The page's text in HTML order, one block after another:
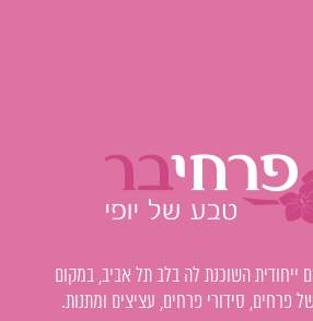
ייחודית השוכנת לה בלב תל אביב, במקום
פרחים, סידורי פרחים, עציצים ומתנות.